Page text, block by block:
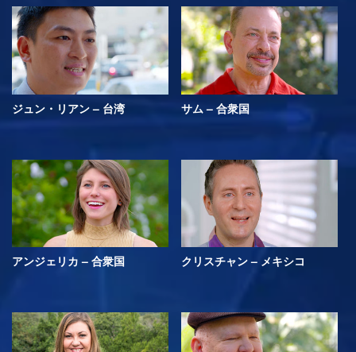
ジュン・リアン – 台湾 サム – 合衆国
アンジェリカ – 合衆国 クリスチャン – メキシコ